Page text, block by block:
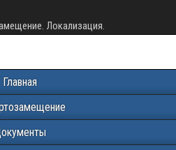
Локализация.
Главная